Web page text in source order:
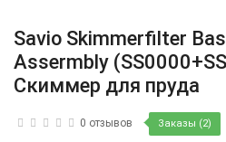
Savio Skimmerfilter
Assermbly
Скиммер для пруда
0 отзывов Заказы (2)